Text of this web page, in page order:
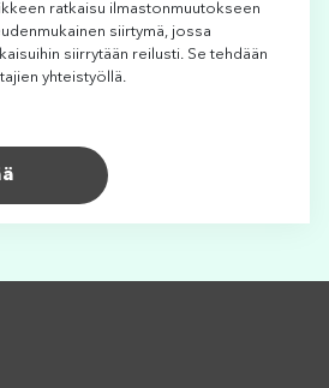
ratkaisu ilmastonmuutokseen
siirtymä, jossa
siirrytään reilusti. Se tehdään
yhteistyöllä.